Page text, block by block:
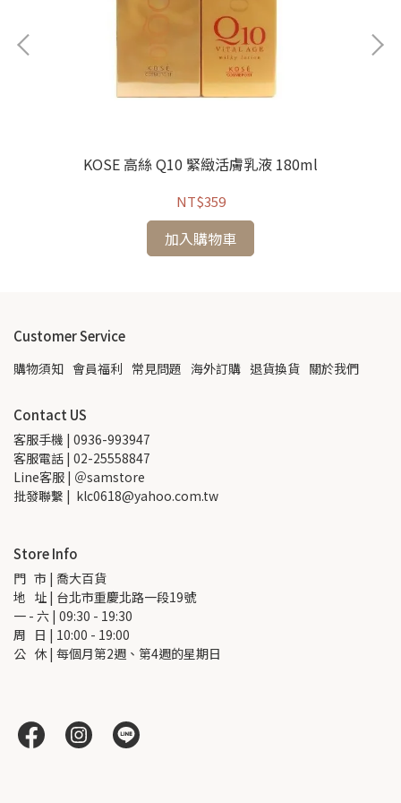
KOSE 高絲 Q10 緊緻活膚乳液 180ml
NT$359
加入購物車
Customer Service
購物須知 會員福利 常見問題 海外訂購 退貨換貨 關於我們
Contact US
客服手機 | 0936-993947
客服電話 | 02-25558847
Line客服 | ＠samstore
批發聯繫 |  klc0618@yahoo.com.tw
Store Info
門   市 | 喬大百貨
地   址 | 台北市重慶北路一段19號
一 - 六 | 09:30 - 19:30
周   日 | 10:00 - 19:00
公   休 | 每個月第2週、第4週的星期日